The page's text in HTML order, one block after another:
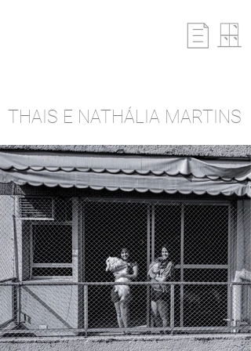
THAIS E NATHÁLIA MARTINS